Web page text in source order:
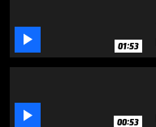
 01:53
 00:53